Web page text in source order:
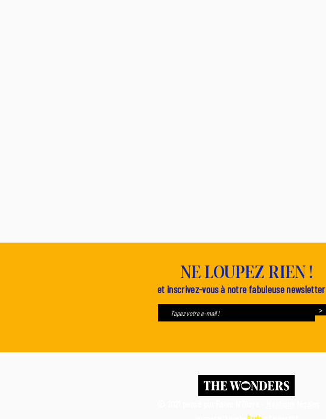
NE LOUPEZ RIEN !
et inscrivez-vous à notre fabuleuse newsletter
>